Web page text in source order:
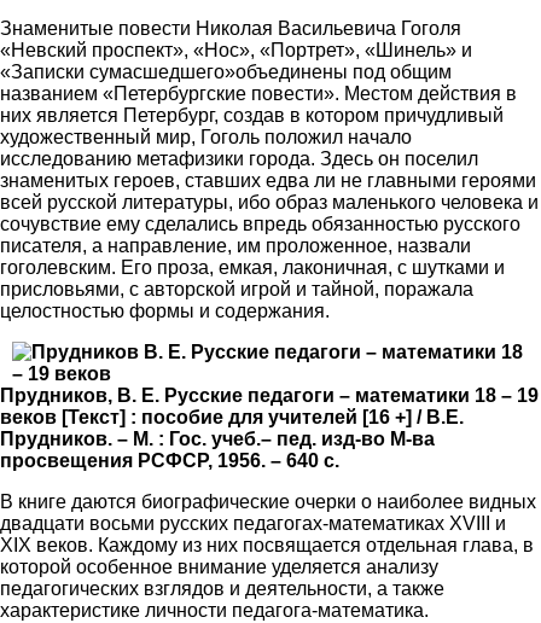
Знаменитые повести Николая Васильевича Гоголя
«Невский проспект», «Нос», «Портрет», «Шинель» и
«Записки сумасшедшего»объединены под общим
названием «Петербургские повести». Местом действия в
них является Петербург, создав в котором причудливый
художественный мир, Гоголь положил начало
исследованию метафизики города. Здесь он поселил
знаменитых героев, ставших едва ли не главными героями
всей русской литературы, ибо образ маленького человека и
сочувствие ему сделались впредь обязанностью русского
писателя, а направление, им проложенное, назвали
гоголевским. Его проза, емкая, лаконичная, с шутками и
присловьями, с авторской игрой и тайной, поражала
целостностью формы и содержания.
Прудников, В. Е. Русские педагоги – математики 18 – 19
веков [Текст] : пособие для учителей [16 +] / В.Е.
Прудников. – М. : Гос. учеб.– пед. изд-во М-ва
просвещения РСФСР, 1956. – 640 с.
В книге даются биографические очерки о наиболее видных
двадцати восьми русских педагогах-математиках XVIII и
XIX веков. Каждому из них посвящается отдельная глава, в
которой особенное внимание уделяется анализу
педагогических взглядов и деятельности, а также
характеристике личности педагога-математика.